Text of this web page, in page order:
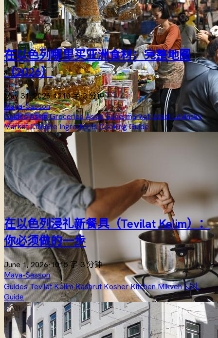
在以色列哪里买亚洲食材：完整地图
（2026）
May 31, 2026·1210 字·3 分钟
Maya-Sasson
GuidesAsian GroceriesAsian Supermarket Israel Levinsky
MarketChinese IngredientsCookingGuide
在以色列浸礼新餐具（Tevilat Kelim）：
你必须做的一步
June 1, 2026·1015 字·3 分钟
Maya-Sasson
GuidesTevilat KelimKashrutKosher KitchenMikveh浸礼
Guide